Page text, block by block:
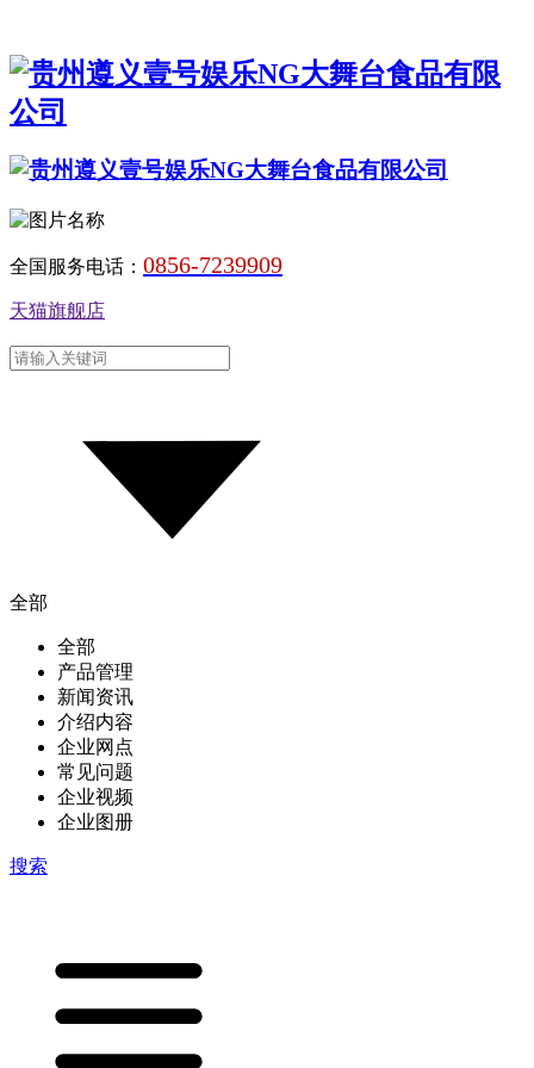
全国服务电话： 0856-7239909
天猫旗舰店
全部
全部
产品管理
新闻资讯
介绍内容
企业网点
常见问题
企业视频
企业图册
搜索